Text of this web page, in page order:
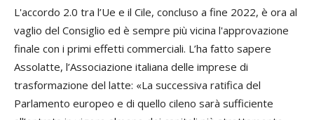
L'accordo 2.0 tra l’Ue e il Cile, concluso a fine 2022, è ora al
vaglio del Consiglio ed è sempre più vicina l'approvazione
finale con i primi effetti commerciali. L’ha fatto sapere
Assolatte, l’Associazione italiana delle imprese di
trasformazione del latte: «La successiva ratifica del
Parlamento europeo e di quello cileno sarà sufficiente